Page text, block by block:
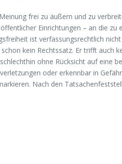
frei zu äußern und zu
Einrichtungen – an die
ist verfassungsrechtlich
kein Rechtssatz. Er trifft
ohne Rücksicht auf eine
oder erkennbar in
Nach den